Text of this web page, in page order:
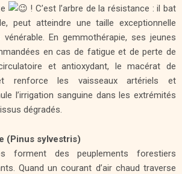
! C’est l’arbre de la résistance : il bat
peut atteindre une taille exceptionnelle
En gemmothérapie, ses jeunes
en cas de fatigue et de perte de
et antioxydant, le macérat de
renforce les vaisseaux artériels et
l’irrigation sanguine dans les extrémités
dégradés.
(Pinus sylvestris)
forment des peuplements forestiers
Quand un courant d’air chaud traverse